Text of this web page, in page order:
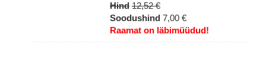
Hind 12,52 €
Soodushind 7,00 €
Raamat on läbimüüdud!